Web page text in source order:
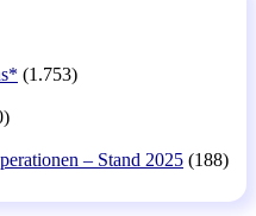
(1.753)
– Stand 2025 (188)